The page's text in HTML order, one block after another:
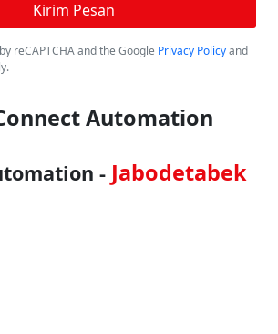
reCAPTCHA and the Google Privacy Policyand
Automation
- Jabodetabek